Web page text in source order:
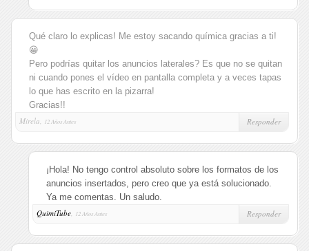
Qué claro lo explicas! Me estoy sacando química gracias a ti!
😀
Pero podrías quitar los anuncios laterales? Es que no se quitan
ni cuando pones el vídeo en pantalla completa y a veces tapas
lo que has escrito en la pizarra!
Gracias!!
Mirela,
12 Años Antes Responder
¡Hola! No tengo control absoluto sobre los formatos de los
anuncios insertados, pero creo que ya está solucionado.
Ya me comentas. Un saludo.
QuimiTube, 12 Años Antes Responder